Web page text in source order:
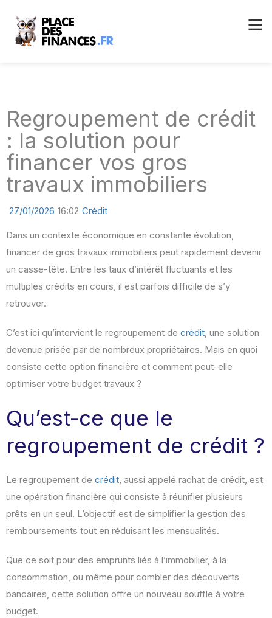
Regroupement de crédit
: la solution pour
financer vos gros
travaux immobiliers
27/01/2026 16:02 Crédit
Dans un contexte économique en constante évolution,
financer de gros travaux immobiliers peut rapidement devenir
un casse-tête. Entre les taux d’intérêt fluctuants et les
multiples crédits en cours, il est parfois difficile de s’y
retrouver.
C’est ici qu’intervient le regroupement de crédit, une solution
devenue prisée par de nombreux propriétaires. Mais en quoi
consiste cette option financière et comment peut-elle
optimiser votre budget travaux ?
Qu’est-ce que le
regroupement de crédit ?
Le regroupement de crédit, aussi appelé rachat de crédit, est
une opération financière qui consiste à réunifier plusieurs
prêts en un seul. L’objectif est de simplifier la gestion des
remboursements tout en réduisant les mensualités.
Que ce soit pour des emprunts liés à l’immobilier, à la
consommation, ou même pour combler des découverts
bancaires, cette solution offre un nouveau souffle à votre
budget.